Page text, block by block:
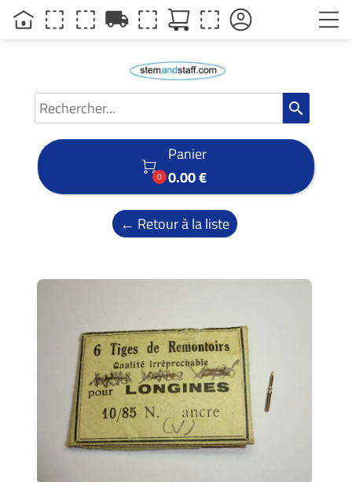
search

0
Panier
0.00 €
← Retour à la liste
local_shipping